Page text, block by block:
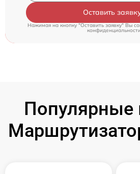
Оставить
Нажимая на кнопку "Оставить заявку" Вы
конфиденциальности
Популярные